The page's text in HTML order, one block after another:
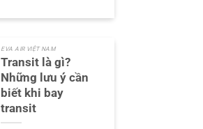
EVA AIR VIỆT NAM
Transit là gì?
Những lưu ý cần
biết khi bay
transit